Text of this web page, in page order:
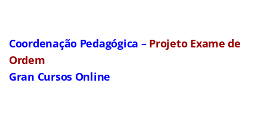
Coordenação Pedagógica – Projeto Exame de
Ordem
Gran Cursos Online